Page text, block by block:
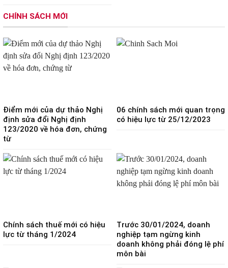
CHÍNH SÁCH MỚI
Điểm mới của dự thảo Nghị
định sửa đổi Nghị định
123/2020 về hóa đơn, chứng
từ
06 chính sách mới quan trọng
có hiệu lực từ 25/12/2023
Chính sách thuế mới có hiệu
lực từ tháng 1/2024
Trước 30/01/2024, doanh
nghiệp tạm ngừng kinh
doanh không phải đóng lệ phí
môn bài